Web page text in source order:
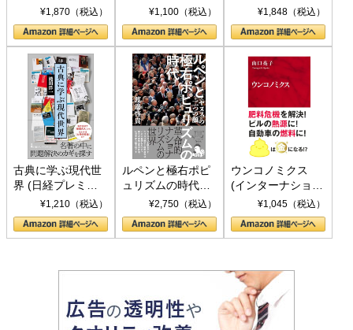
トランプとBRICS
の挑戦
¥1,870（税込）
下、ソ連参戦、そ
して聖断 (PHP新
書)
¥1,100（税込） ¥1,848（税込）
古典に学ぶ現代世
界 (日経プレミア
シリーズ)¥1,210（税込）
ルペンと極右ポピ
ュリズムの時代：
〈ヤヌス〉の二つ
の顔
¥2,750（税込）
ウンコノミクス
(インターナショナ
ル新書)¥1,045（税込）